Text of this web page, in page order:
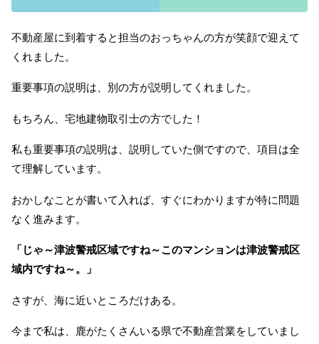
不動産屋に到着すると担当のおっちゃんの方が笑顔で迎えて
くれました。
重要事項の説明は、別の方が説明してくれました。
もちろん、宅地建物取引士の方でした！
私も重要事項の説明は、説明していた側ですので、項目は全
て理解しています。
おかしなことが書いて入れば、すぐにわかりますが特に問題
なく進みます。
「じゃ～津波警戒区域ですね～このマンションは津波警戒区
域内ですね～。」
さすが、海に近いところだけある。
今まで私は、鹿がたくさんいる県で不動産営業をしていまし